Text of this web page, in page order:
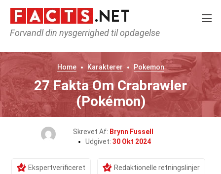
Forvandl din nysgerrighed til opdagelse
Home Karakterer Pokemon
27 Fakta Om Crabrawler
(Pokémon)
Skrevet Af: Brynn Fussell
Udgivet: 30 Okt 2024
Ekspertverificeret Redaktionelle retningslinjer